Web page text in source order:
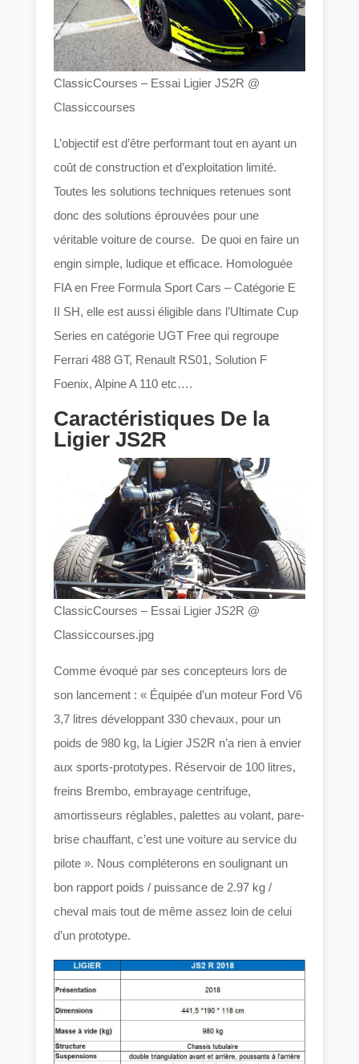
ClassicCourses – Essai Ligier JS2R @
Classiccourses
L’objectif est d’être performant tout en ayant un
coût de construction et d’exploitation limité.
Toutes les solutions techniques retenues sont
donc des solutions éprouvées pour une
véritable voiture de course. De quoi en faire un
engin simple, ludique et efficace. Homologuée
FIA en Free Formula Sport Cars – Catégorie E
II SH, elle est aussi éligible dans l’Ultimate Cup
Series en catégorie UGT Free qui regroupe
Ferrari 488 GT, Renault RS01, Solution F
Foenix, Alpine A 110 etc….
Caractéristiques De la
Ligier JS2R
ClassicCourses – Essai Ligier JS2R @
Classiccourses.jpg
Comme évoqué par ses concepteurs lors de
son lancement : « Équipée d’un moteur Ford V6
3,7 litres développant 330 chevaux, pour un
poids de 980 kg, la Ligier JS2R n’a rien à envier
aux sports-prototypes. Réservoir de 100 litres,
freins Brembo, embrayage centrifuge,
amortisseurs réglables, palettes au volant, pare-
brise chauffant, c’est une voiture au service du
pilote ». Nous compléterons en soulignant un
bon rapport poids / puissance de 2.97 kg /
cheval mais tout de même assez loin de celui
d’un prototype.